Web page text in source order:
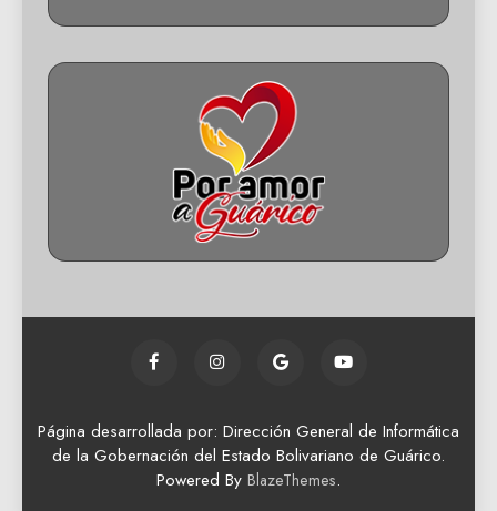
Página desarrollada por: Dirección General de Informática
de la Gobernación del Estado Bolivariano de Guárico.
Powered By BlazeThemes.